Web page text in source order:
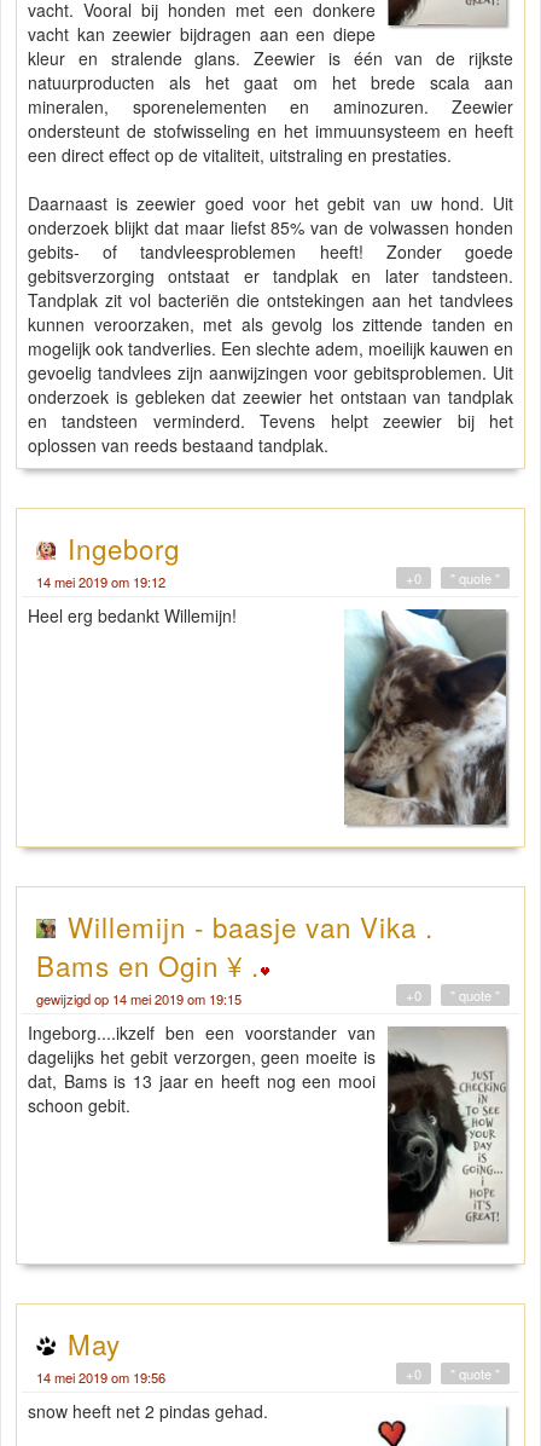
vacht. Vooral bij honden met een donkere
vacht kan zeewier bijdragen aan een diepe
kleur en stralende glans. Zeewier is één van de rijkste
natuurproducten als het gaat om het brede scala aan
mineralen, sporenelementen en aminozuren. Zeewier
ondersteunt de stofwisseling en het immuunsysteem en heeft
een direct effect op de vitaliteit, uitstraling en prestaties.
Daarnaast is zeewier goed voor het gebit van uw hond. Uit
onderzoek blijkt dat maar liefst 85% van de volwassen honden
gebits- of tandvleesproblemen heeft! Zonder goede
gebitsverzorging ontstaat er tandplak en later tandsteen.
Tandplak zit vol bacteriën die ontstekingen aan het tandvlees
kunnen veroorzaken, met als gevolg los zittende tanden en
mogelijk ook tandverlies. Een slechte adem, moeilijk kauwen en
gevoelig tandvlees zijn aanwijzingen voor gebitsproblemen. Uit
onderzoek is gebleken dat zeewier het ontstaan van tandplak
en tandsteen verminderd. Tevens helpt zeewier bij het
oplossen van reeds bestaand tandplak.
Ingeborg
14 mei 2019 om 19:12 " quote "
+0
Heel erg bedankt Willemijn!
Willemijn - baasje van Vika .
Bams en Ogin ¥ .
gewijzigd op 14 mei 2019 om 19:15 " quote "
+0
Ingeborg....ikzelf ben een voorstander van
dagelijks het gebit verzorgen, geen moeite is
dat, Bams is 13 jaar en heeft nog een mooi
schoon gebit.
May
14 mei 2019 om 19:56 " quote "
+0
snow heeft net 2 pindas gehad.